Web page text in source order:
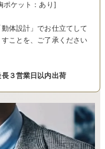
ポケット：あり]
体設計」でお仕立てして
ことを、ご了承ください
３営業日以内出荷